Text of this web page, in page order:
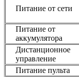
Питание от сети
Питание от
аккумулятора
Дистанционное
управление
Питание пульта